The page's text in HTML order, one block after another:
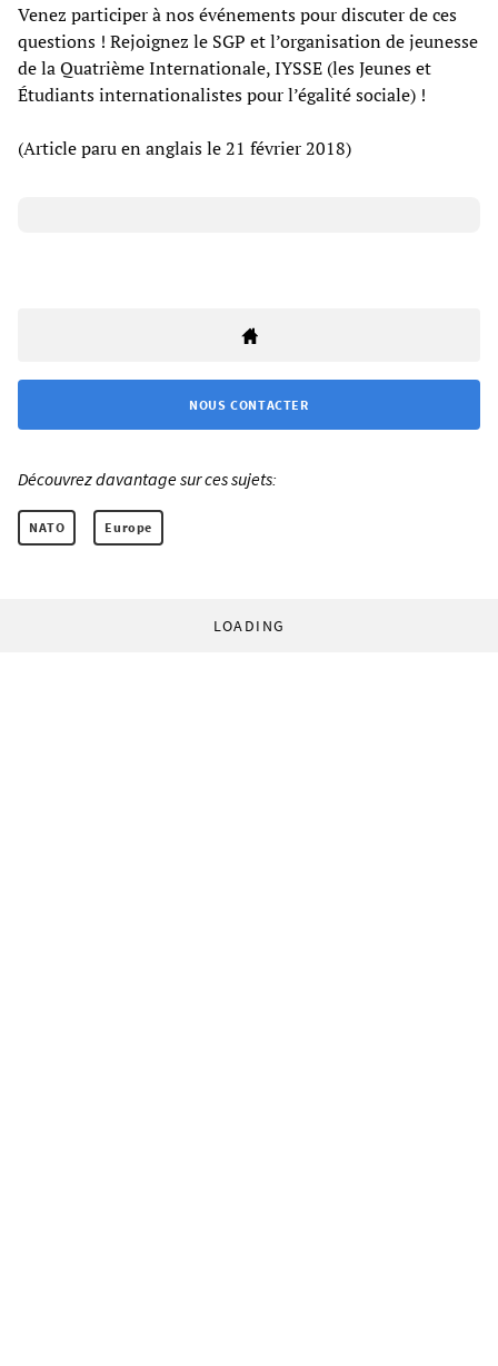
Venez participer à nos événements pour discuter de ces
questions ! Rejoignez le SGP et l’organisation de jeunesse
de la Quatrième Internationale, IYSSE (les Jeunes et
Étudiants internationalistes pour l’égalité sociale) !
(Article paru en anglais le 21 février 2018)
NOUS CONTACTER
Découvrez davantage sur ces sujets:
NATO Europe
LOADING